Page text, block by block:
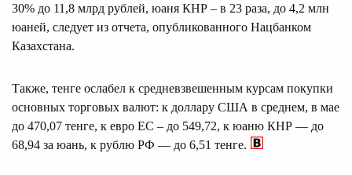
30% до 11,8 млрд рублей, юаня КНР – в 23 раза, до 4,2 млн
юаней, следует из отчета, опубликованного Нацбанком
Казахстана.
Также, тенге ослабел к средневзвешенным курсам покупки
основных торговых валют: к доллару США в среднем, в мае
до 470,07 тенге, к евро ЕС – до 549,72, к юаню КНР — до
68,94 за юань, к рублю РФ — до 6,51 тенге.